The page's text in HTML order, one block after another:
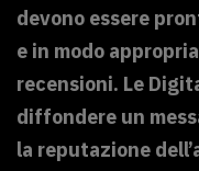
devono essere
e in modo
recensioni. Le
diffondere un
la reputazione